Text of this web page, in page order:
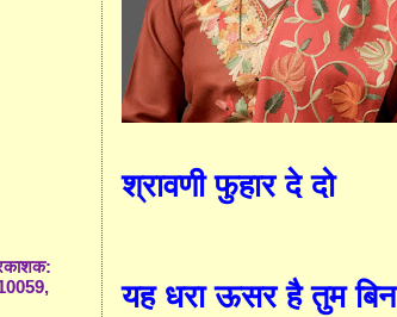
श्रावणी फुहार दे दो
यह धरा ऊसर है तुम बिन